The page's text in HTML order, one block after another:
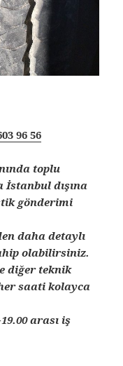
96 56
toplu
İstanbul dışına
gönderimi
daha detaylı
olabilirsiniz.
diğer teknik
saati kolayca
arası iş